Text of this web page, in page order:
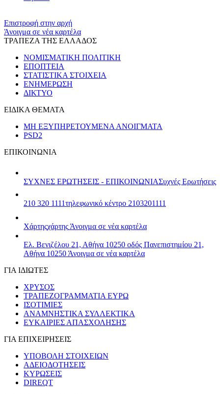
Επιστροφή στην αρχή
Άνοιγμα σε νέα καρτέλα
ΤΡΑΠΕΖΑ ΤΗΣ ΕΛΛΑΔΟΣ
ΝΟΜΙΣΜΑΤΙΚΗ ΠΟΛΙΤΙΚΗ
ΕΠΟΠΤΕΙΑ
ΣΤΑΤΙΣΤΙΚΑ ΣΤΟΙΧΕΙΑ
ΕΝΗΜΕΡΩΣΗ
ΔΙΚΤΥΟ
ΕΙΔΙΚΑ ΘΕΜΑΤΑ
ΜΗ ΕΞΥΠΗΡΕΤΟΥΜΕΝΑ ΑΝΟΙΓΜΑΤΑ
PSD2
ΕΠΙΚΟΙΝΩΝΙΑ
ΣΥΧΝΕΣ ΕΡΩΤΗΣΕΙΣ - ΕΠΙΚΟΙΝΩΝΙΑΣυχνές Ερωτήσεις
210 320 1111τηλεφωνικό κέντρο 2103201111
Χάρτηςχάρτης Άνοιγμα σε νέα καρτέλα
Ελ. Βενιζέλου 21, Αθήνα 10250 οδός Πανεπιστημίου 21,
Αθήνα 10250 Άνοιγμα σε νέα καρτέλα
ΓΙΑ ΙΔΙΩΤΕΣ
ΧΡΥΣΟΣ
ΤΡΑΠΕΖΟΓΡΑΜΜΑΤΙΑ ΕΥΡΩ
ΙΣΟΤΙΜΙΕΣ
ΑΝΑΜΝΗΣΤΙΚΑ ΣΥΛΛΕΚΤΙΚΑ
ΕΥΚΑΙΡΙΕΣ ΑΠΑΣΧΟΛΗΣΗΣ
ΓΙΑ ΕΠΙΧΕΙΡΗΣΕΙΣ
ΥΠΟΒΟΛΗ ΣΤΟΙΧΕΙΩΝ
ΑΔΕΙΟΔΟΤΗΣΕΙΣ
ΚΥΡΩΣΕΙΣ
DIREQT